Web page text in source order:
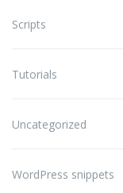
Scripts
Tutorials
Uncategorized
WordPress snippets